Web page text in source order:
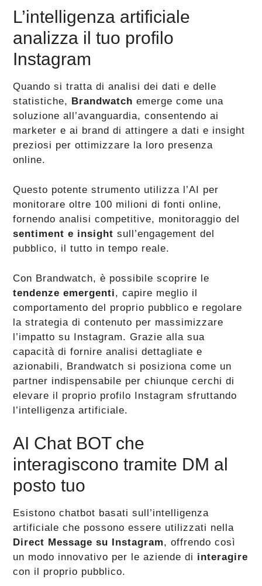
L’intelligenza artificiale
analizza il tuo profilo
Instagram
Quando si tratta di analisi dei dati e delle
statistiche, Brandwatch emerge come una
soluzione all’avanguardia, consentendo ai
marketer e ai brand di attingere a dati e insight
preziosi per ottimizzare la loro presenza
online.
Questo potente strumento utilizza l’AI per
monitorare oltre 100 milioni di fonti online,
fornendo analisi competitive, monitoraggio del
sentiment e insight sull’engagement del
pubblico, il tutto in tempo reale.
Con Brandwatch, è possibile scoprire le
tendenze emergenti, capire meglio il
comportamento del proprio pubblico e regolare
la strategia di contenuto per massimizzare
l’impatto su Instagram. Grazie alla sua
capacità di fornire analisi dettagliate e
azionabili, Brandwatch si posiziona come un
partner indispensabile per chiunque cerchi di
elevare il proprio profilo Instagram sfruttando
l’intelligenza artificiale​​​​.
AI Chat BOT che
interagiscono tramite DM al
posto tuo
Esistono chatbot basati sull’intelligenza
artificiale che possono essere utilizzati nella
Direct Message su Instagram, offrendo così
un modo innovativo per le aziende di interagire
con il proprio pubblico.